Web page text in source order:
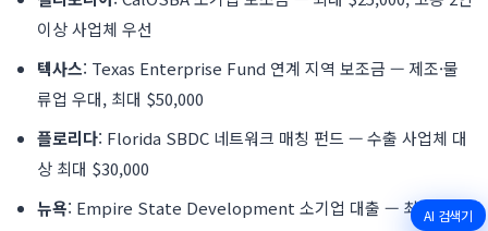
이상 사업체 우선
텍사스: Texas Enterprise Fund 연계 지역 보조금 — 제조·물
류업 우대, 최대 $50,000
플로리다: Florida SBDC 네트워크 매칭 펀드 — 수출 사업체 대
상 최대 $30,000
뉴욕: Empire State Development 소기업 대출 — 최대AI 검색기